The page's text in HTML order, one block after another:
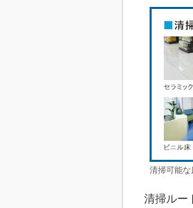
清掃可能
清掃ルー